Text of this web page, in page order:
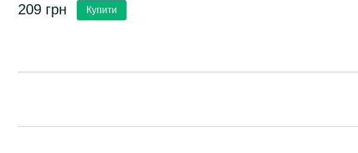
209 грн Купити